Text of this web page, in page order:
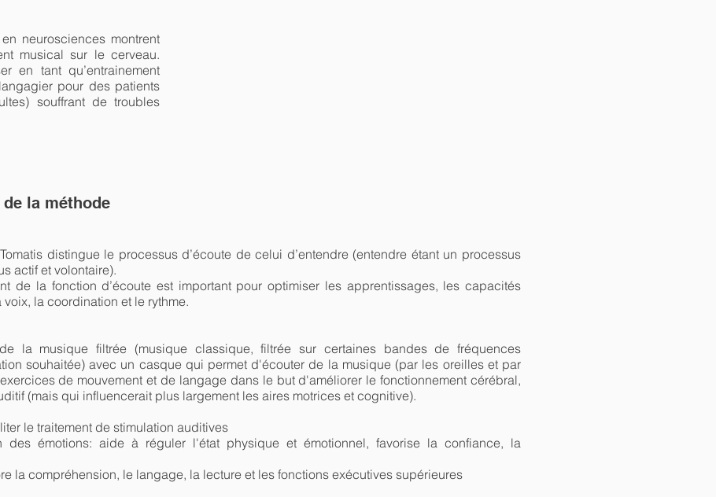
neurosciences montrent
musical sur le cerveau.
en tant qu’entrainement
pour des patients
souffrant de troubles
la méthode
distingue le processus d’écoute de celui d’entendre (entendre étant un processus
actif et volontaire).
de la fonction d’écoute est important pour optimiser les apprentissages, les capacités
la coordination et le rythme.
la musique filtrée (musique classique, filtrée sur certaines bandes de fréquences
souhaitée) avec un casque qui permet d'écouter de la musique (par les oreilles et par
de mouvement et de langage dans le but d'améliorer le fonctionnement cérébral,
(mais qui influencerait plus largement les aires motrices et cognitive).
le traitement de stimulation auditives
des émotions: aide à réguler l'état physique et émotionnel, favorise la confiance, la
la compréhension, le langage, la lecture et les fonctions exécutives supérieures